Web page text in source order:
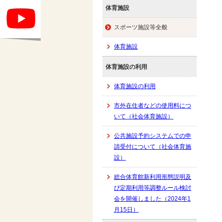
体育施設
スポーツ施設等全般
体育施設
体育施設の利用
体育施設の利用
市外在住者などの使用料につ
いて（社会体育施設）
公共施設予約システムでの申
請受付について（社会体育施
設）
総合体育館新利用形態説明及
び定期利用等調整ルール検討
会を開催しました（2024年1
月15日）